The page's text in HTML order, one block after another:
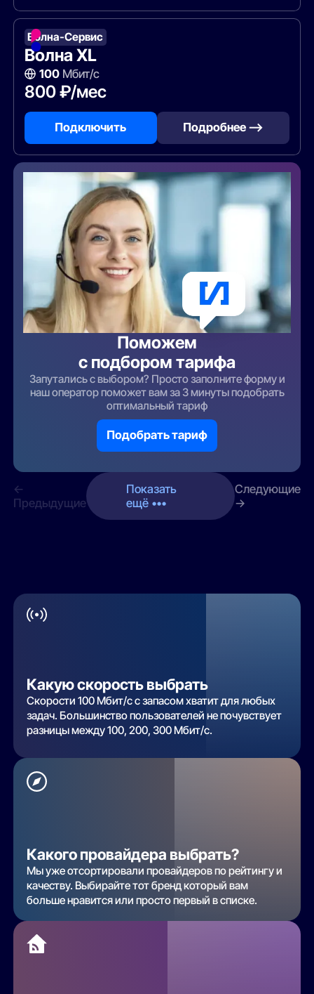
Волна-Сервис
Волна XL
100Мбит/с
800 ₽/мес
Подключить Подробнее —>
Поможем
с подбором тарифа
Запутались с выбором? Просто заполните форму и
наш оператор поможет вам за 3 минуты подобрать
оптимальный тариф
Подобрать тариф
←
Предыдущие
Показать
ещё •••
Следующие
→
Какую скорость выбрать
Скорости 100 Мбит/с с запасом хватит для любых
задач. Большинство пользователей не почувствует
разницы между 100, 200, 300 Мбит/с.
Какого провайдера выбрать?
Мы уже отсортировали провайдеров по рейтингу и
качеству. Выбирайте тот бренд который вам
больше нравится или просто первый в списке.